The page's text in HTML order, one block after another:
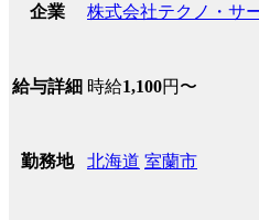
企業 株式会社テクノ・サ
給与詳細 時給1,100円〜
勤務地 北海道 室蘭市